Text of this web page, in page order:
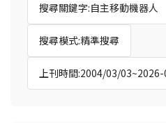
搜尋關鍵字:自主移動機器人
搜尋模式:精準搜尋
上刊時間:2004/03/